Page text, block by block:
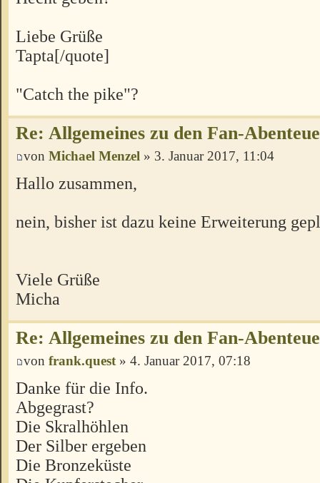
Liebe Grüße
Tapta[/quote]
"Catch the pike"?
Re: Allgemeines zu den Fan-
von Michael Menzel » 3. Januar 2017, 11:04
Hallo zusammen,
nein, bisher ist dazu keine Erweiterung
Viele Grüße
Micha
Re: Allgemeines zu den Fan-
von frank.quest » 4. Januar 2017, 07:18
Danke für die Info.
Abgegrast?
Die Skralhöhlen
Der Silber ergeben
Die Bronzeküste